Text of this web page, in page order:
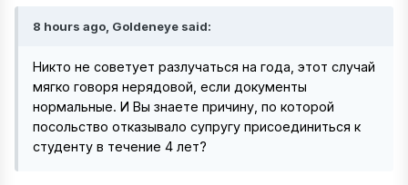
8 hours ago, Goldeneye said:
Никто не советует разлучаться на года, этот случай
мягко говоря нерядовой, если документы
нормальные. И Вы знаете причину, по которой
посольство отказывало супругу присоединиться к
студенту в течение 4 лет?